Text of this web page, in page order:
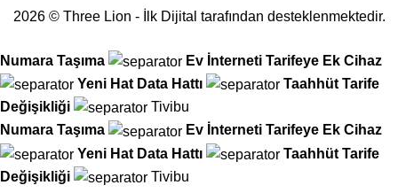
2026 © Three Lion - İlk Dijital tarafından desteklenmektedir.
Numara Taşıma Ev İnterneti Tarifeye Ek Cihaz
Yeni Hat Data Hattı Taahhüt Tarife
Değişikliği
Tivibu
Numara Taşıma
Ev İnterneti Tarifeye Ek Cihaz
Yeni Hat Data Hattı Taahhüt Tarife
Değişikliği
Tivibu